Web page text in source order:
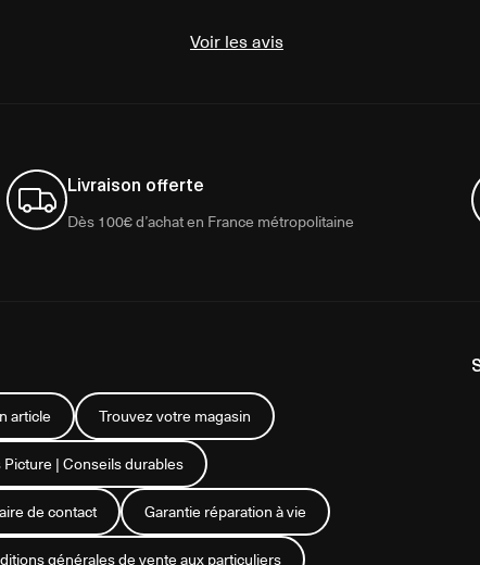
Voir les avis
Livraison offerte
Dès 100€ d’achat en France métropolitaine
article Trouvez votre magasin
| Conseils durables
de contact Garantie réparation à vie
générales de vente aux particuliers